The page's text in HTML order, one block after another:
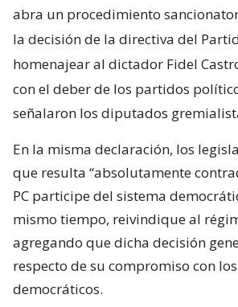
abra un procedimiento
la decisión de la directiva del
homenajear al dictador Fidel
con el deber de los partidos
señalaron los diputados
En la misma declaración, los
que resulta “absolutamente
PC participe del sistema
mismo tiempo, reivindique al
agregando que dicha decisión
respecto de su compromiso con
democráticos.